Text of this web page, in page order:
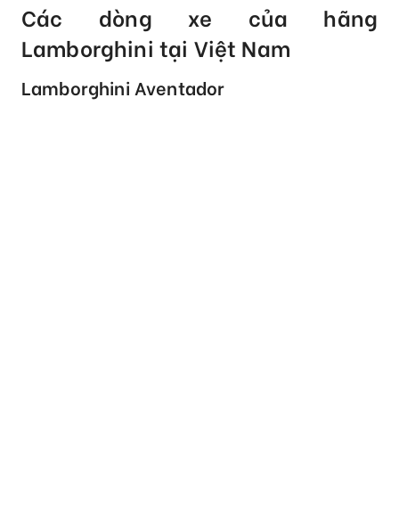
Các dòng xe của hãng
Lamborghini tại Việt Nam
Lamborghini Aventador